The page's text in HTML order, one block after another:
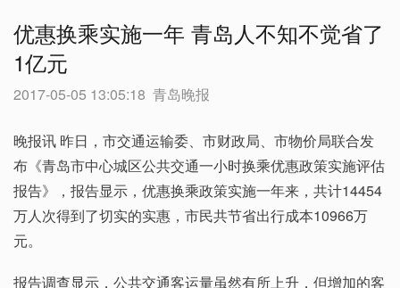
优惠换乘实施一年 青岛人不知不觉省了
1亿元
2017-05-05 13:05:18 青岛晚报
晚报讯 昨日，市交通运输委、市财政局、市物价局联合发
布《青岛市中心城区公共交通一小时换乘优惠政策实施评估
报告》，报告显示，优惠换乘政策实施一年来，共计14454
万人次得到了切实的实惠，市民共节省出行成本10966万
元。
报告调查显示，公共交通客运量虽然有所上升，但增加的客